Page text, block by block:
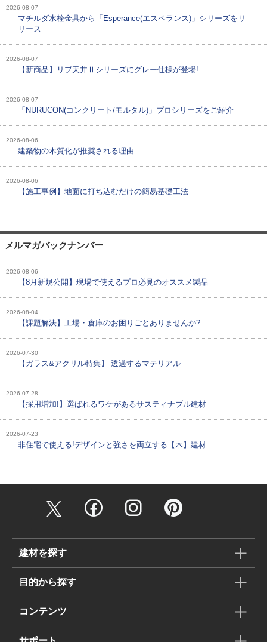
2026-08-07
マチルダ水栓金具から「Esperance(エスペランス)」シリーズをリ
リース
2026-08-07
【新商品】リブ天井Ⅱシリーズにグレー仕様が登場!
2026-08-07
「NURUCON(コンクリート/モルタル)」プロシリーズをご紹介
2026-08-06
建築物の木質化が推奨される理由
2026-08-06
【施工事例】地面に打ち込むだけの簡易基礎工法
メルマガバックナンバー
2026-08-06
【8月新規公開】現場で使えるプロ必見のオススメ製品
2026-08-04
【課題解決】工場・倉庫のお困りごとありませんか?
2026-07-30
【ガラス&アクリル特集】 透過するマテリアル
2026-07-28
【採用増加!】選ばれるワケがあるサスティナブル建材
2026-07-23
非住宅で使える!デザインと強さを両立する【木】建材
建材を探す
目的から探す
コンテンツ